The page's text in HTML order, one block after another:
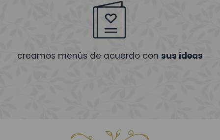
creamos menús de acuerdo con sus ideas